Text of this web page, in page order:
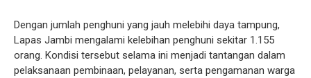
Dengan jumlah penghuni yang jauh melebihi daya tampung,
Lapas Jambi mengalami kelebihan penghuni sekitar 1.155
orang. Kondisi tersebut selama ini menjadi tantangan dalam
pelaksanaan pembinaan, pelayanan, serta pengamanan warga